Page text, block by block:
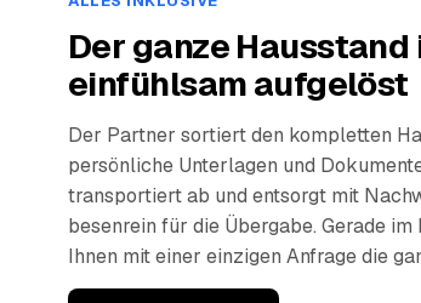
Der ganze
einfühlsam aufgelöst
Der Partner sortiert den kompletten
persönliche Unterlagen und
transportiert ab und entsorgt mit
besenrein für die Übergabe. Gerade
Ihnen mit einer einzigen Anfrage die